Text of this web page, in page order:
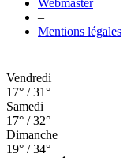
–
Mentions légales
Vendredi
17° / 31°
Samedi
17° / 32°
Dimanche
19° / 34°